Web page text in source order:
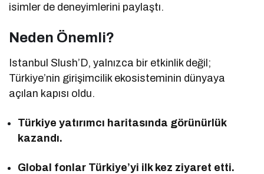
isimler de deneyimlerini paylaştı.
Neden Önemli?
Istanbul Slush’D, yalnızca bir etkinlik değil;
Türkiye’nin girişimcilik ekosisteminin dünyaya
açılan kapısı oldu.
Türkiye yatırımcı haritasında görünürlük
kazandı.
Global fonlar Türkiye’yi ilk kez ziyaret etti.